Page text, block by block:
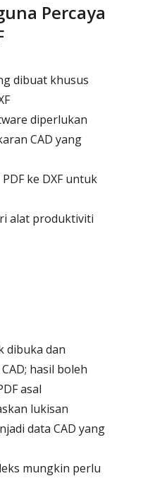
Percaya
dibuat khusus
diperlukan
CAD yang
ke DXF untuk
alat produktiviti
dibuka dan
hasil boleh
asal
lukisan
data CAD yang
mungkin perlu